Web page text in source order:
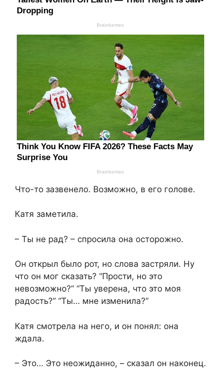
Что-то зазвенело. Возможно, в его голове.
Катя заметила.
– Ты не рад? – спросила она осторожно.
Он открыл было рот, но слова застряли. Ну
что он мог сказать? “Прости, но это
невозможно?” “Ты уверена, что это моя
радость?” “Ты… мне изменила?”
Катя смотрела на него, и он понял: она
ждала.
– Это… Это неожиданно, – сказал он наконец.